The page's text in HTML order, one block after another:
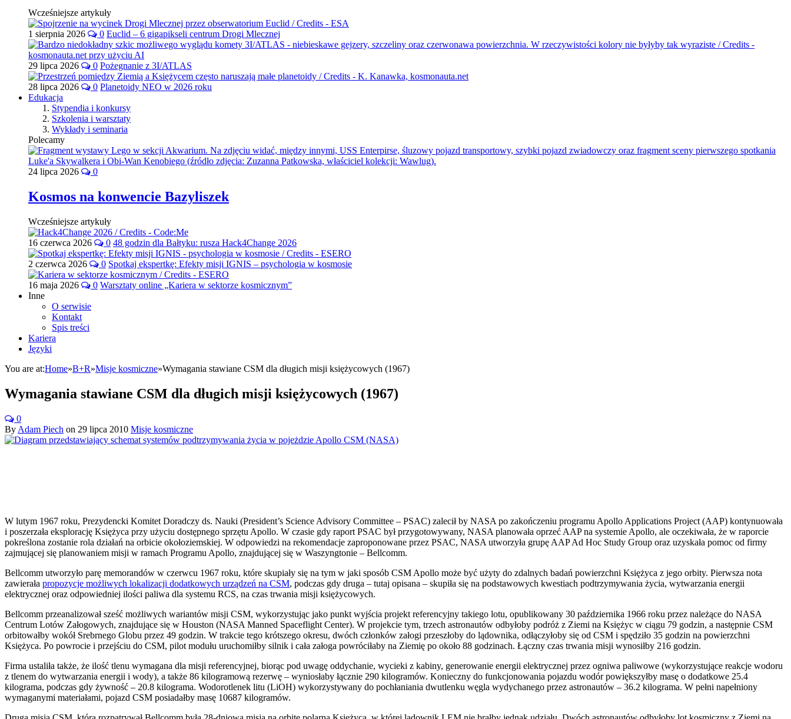
Wcześniejsze artykuły
1 sierpnia 2026 0 Euclid – 6 gigapikseli centrum Drogi Mlecznej
29 lipca 2026 0 Pożegnanie z 3I/ATLAS
28 lipca 2026 0 Planetoidy NEO w 2026 roku
Edukacja
Stypendia i konkursy
Szkolenia i warsztaty
Wykłady i seminaria
Polecamy
24 lipca 2026 0
Kosmos na konwencie Bazyliszek
Wcześniejsze artykuły
16 czerwca 2026 0 48 godzin dla Bałtyku: rusza Hack4Change 2026
2 czerwca 2026 0 Spotkaj ekspertkę: Efekty misji IGNIS – psychologia w kosmosie
16 maja 2026 0 Warsztaty online „Kariera w sektorze kosmicznym”
Inne
O serwisie
Kontakt
Spis treści
Kariera
Języki
You are at:Home»B+R»Misje kosmiczne»Wymagania stawiane CSM dla długich misji księżycowych (1967)
Wymagania stawiane CSM dla długich misji księżycowych (1967)
0
By Adam Piech on 29 lipca 2010 Misje kosmiczne
W lutym 1967 roku, Prezydencki Komitet Doradczy ds. Nauki (President’s Science Advisory Committee – PSAC) zalecił by NASA po zakończeniu programu Apollo Applications Project (AAP) kontynuowała
i poszerzała eksplorację Księżyca przy użyciu dostępnego sprzętu Apollo. W czasie gdy raport PSAC był przygotowywany, NASA planowała oprzeć AAP na systemie Apollo, ale oczekiwała, że w raporcie
pokreślona zostanie rola działań na orbicie okołoziemskiej. W odpowiedzi na rekomendacje zaproponowane przez PSAC, NASA utworzyła grupę AAP Ad Hoc Study Group oraz uzyskała pomoc od firmy
zajmującej się planowaniem misji w ramach Programu Apollo, znajdującej się w Waszyngtonie – Bellcomm.
Bellcomm utworzyło parę memorandów w czerwcu 1967 roku, które skupiały się na tym w jaki sposób CSM Apollo może być użyty do zdalnych badań powierzchni Księżyca z jego orbity. Pierwsza nota
zawierała propozycje możliwych lokalizacji dodatkowych urządzeń na CSM, podczas gdy druga – tutaj opisana – skupiła się na podstawowych kwestiach podtrzymywania życia, wytwarzania energii
elektrycznej oraz odpowiedniej ilości paliwa dla systemu RCS, na czas trwania misji księżycowych.
Bellcomm przeanalizował sześć możliwych wariantów misji CSM, wykorzystując jako punkt wyjścia projekt referencyjny takiego lotu, opublikowany 30 października 1966 roku przez należące do NASA
Centrum Lotów Załogowych, znajdujące się w Houston (NASA Manned Spaceflight Center). W projekcie tym, trzech astronautów odbyłoby podróż z Ziemi na Księżyc w ciągu 79 godzin, a następnie CSM
orbitowałby wokół Srebrnego Globu przez 49 godzin. W trakcie tego krótszego okresu, dwóch członków załogi przeszłoby do lądownika, odłączyłoby się od CSM i spędziło 35 godzin na powierzchni
Księżyca. Po powrocie i przejściu do CSM, pilot modułu uruchomiłby silnik i cała załoga powróciłaby na Ziemię po około 88 godzinach. Łączny czas trwania misji wynosiłby 216 godzin.
Firma ustaliła także, że ilość tlenu wymagana dla misji referencyjnej, biorąc pod uwagę oddychanie, wycieki z kabiny, generowanie energii elektrycznej przez ogniwa paliwowe (wykorzystujące reakcje wodoru
z tlenem do wytwarzania energii i wody), a także 86 kilogramową rezerwę – wyniosłaby łącznie 290 kilogramów. Konieczny do funkcjonowania pojazdu wodór powiększyłby masę o dodatkowe 25.4
kilograma, podczas gdy żywność – 20.8 kilograma. Wodorotlenek litu (LiOH) wykorzystywany do pochłaniania dwutlenku węgla wydychanego przez astronautów – 36.2 kilograma. W pełni napełniony
wymaganymi materiałami, pojazd CSM posiadałby masę 10687 kilogramów.